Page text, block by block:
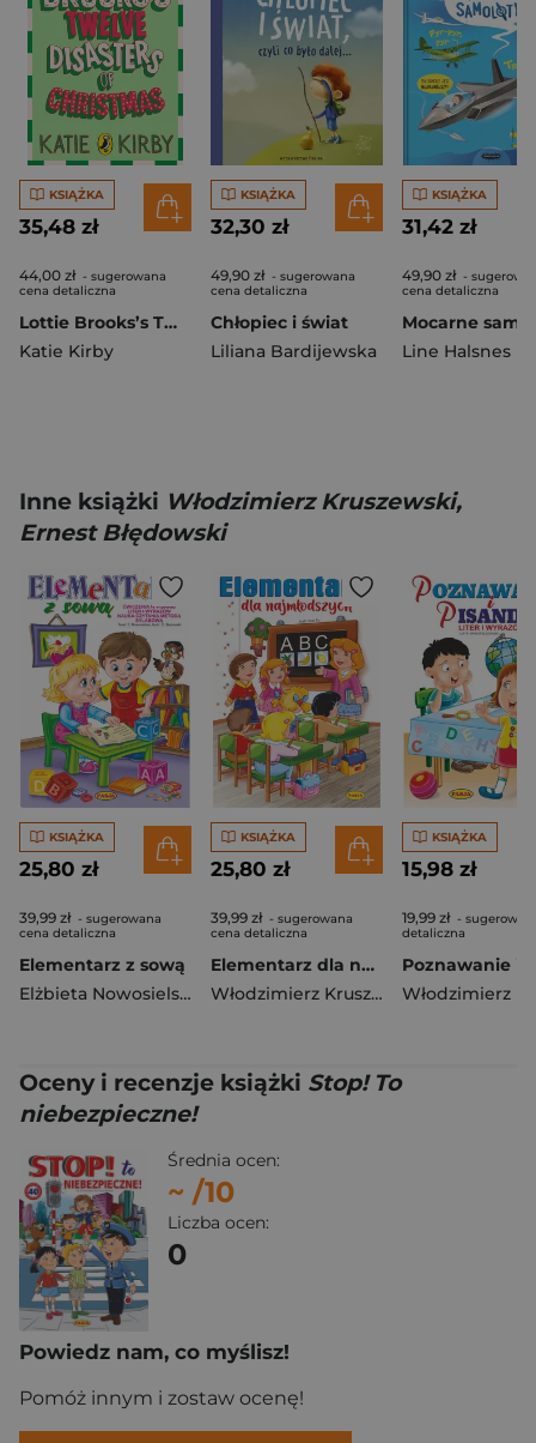
KSIĄŻKA
35,48 zł
44,00 zł - sugerowana
cena detaliczna
Lottie Brooks’s Twelve Disasters of Christmas
Katie Kirby
KSIĄŻKA
32,30 zł
49,90 zł - sugerowana
cena detaliczna
Chłopiec i świat
Liliana Bardijewska
KSIĄŻKA
31,42 zł
49,90 zł -
cena detaliczna
Line Halsnes
Inne książki Włodzimierz Kruszewski,
Ernest Błędowski
KSIĄŻKA
25,80 zł
39,99 zł - sugerowana
cena detaliczna
Elementarz z sową
Elżbieta Nowosielska
Ernest Błędowski
KSIĄŻKA
25,80 zł
39,99 zł - sugerowana
cena detaliczna
Elementarz dla najmłodszych
Włodzimierz Kruszewski
,Piotr Fic,
KSIĄŻKA
15,98 zł
19,99 zł -
detaliczna
Oceny i recenzje książki Stop! To
niebezpieczne!
Średnia ocen:
~ /10
Liczba ocen:
0
Powiedz nam, co myślisz!
Pomóż innym i zostaw ocenę!